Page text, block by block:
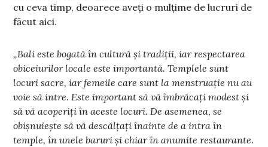
cu ceva timp, deoarece aveți o mulțime de lucruri de
făcut aici.
„Bali este bogată în cultură și tradiții, iar respectarea
obiceiurilor locale este importantă. Templele sunt
locuri sacre, iar femeile care sunt la menstruație nu au
voie să intre. Este important să vă îmbrăcați modest și
să vă acoperiți în aceste locuri. De asemenea, se
obișnuiește să vă descălțați înainte de a intra în
temple, în unele baruri și chiar în anumite restaurante.